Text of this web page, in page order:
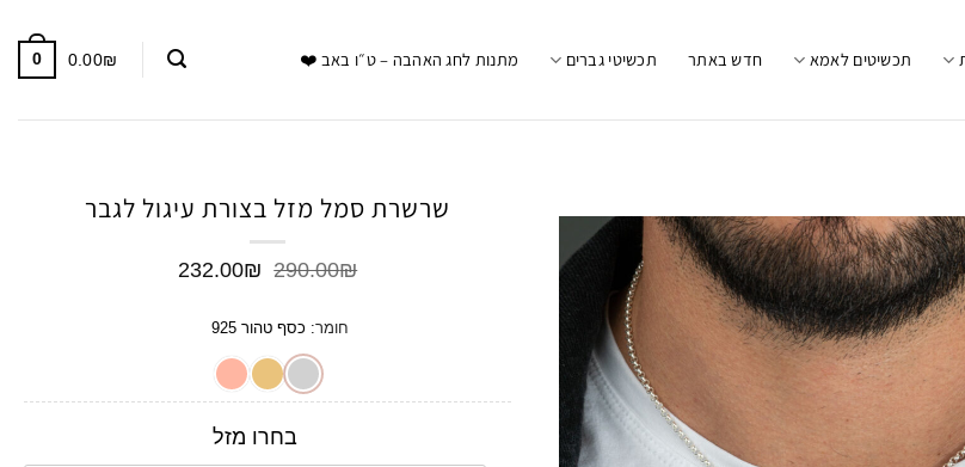
תכשיטים לאמא חדש באתר תכשיטי גברים מתנות לחג האהבה – ט״ו באב ❤️ 0.00₪
0
שרשרת סמל מזל בצורת עיגול לגבר
290.00₪
המחיר
290.00₪.
232.00₪
חומר: כסף טהור 925
בחרו מזל